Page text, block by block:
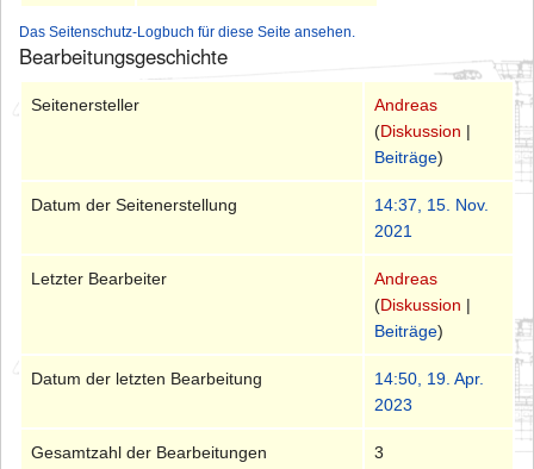
Das Seitenschutz-Logbuch für diese Seite ansehen.
Bearbeitungsgeschichte
Seitenersteller
Andreas
(Diskussion |
Beiträge)
Datum der Seitenerstellung
14:37, 15. Nov.
2021
Letzter Bearbeiter
Andreas
(Diskussion |
Beiträge)
Datum der letzten Bearbeitung
14:50, 19. Apr.
2023
Gesamtzahl der Bearbeitungen 3